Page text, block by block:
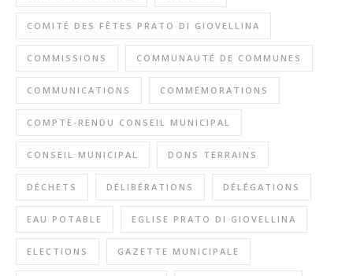
COMITÉ DES FÊTES PRATO DI GIOVELLINA
COMMISSIONS COMMUNAUTÉ DE COMMUNES
COMMUNICATIONS COMMÉMORATIONS
COMPTE-RENDU CONSEIL MUNICIPAL
CONSEIL MUNICIPAL DONS TERRAINS
DÉCHETS DÉLIBÉRATIONS DÉLÉGATIONS
EAU POTABLE EGLISE PRATO DI GIOVELLINA
ELECTIONS GAZETTE MUNICIPALE